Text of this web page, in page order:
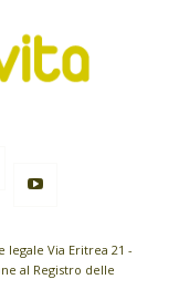
Via Eritrea 21 -
al Registro delle